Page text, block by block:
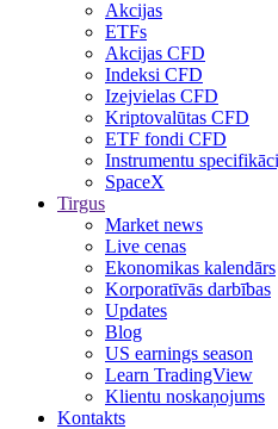
Akcijas
ETFs
Akcijas CFD
Indeksi CFD
Izejvielas CFD
Kriptovalūtas CFD
ETF fondi CFD
Instrumentu
SpaceX
Tirgus
Market news
Live cenas
Ekonomikas kalendārs
Korporatīvās darbības
Updates
Blog
US earnings season
Learn TradingView
Klientu noskaņojums
Kontakts